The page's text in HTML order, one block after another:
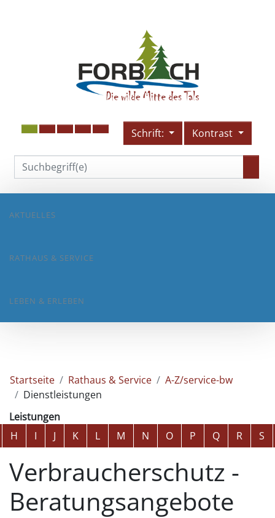
Schrift: Kontrast
AKTUELLES
RATHAUS & SERVICE
LEBEN & ERLEBEN
Startseite Rathaus & Service
A-Z/service-bw
Dienstleistungen
Leistungen
Alphabetisches Register überspringen
H I J K L M N O P Q R S
Verbraucherschutz -
Beratungsangebote